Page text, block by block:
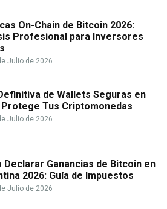
On-Chain de Bitcoin 2026:
Profesional para Inversores
Julio de 2026
de Wallets Seguras en
Protege Tus Criptomonedas
Julio de 2026
Declarar Ganancias de Bitcoin en
2026: Guía de Impuestos
Julio de 2026